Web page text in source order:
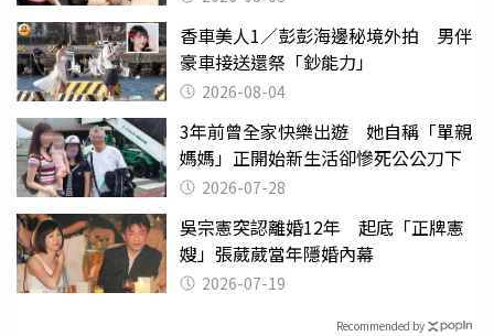
香車美人1／彭彭海邊秘境外拍 男伴
豪車接送還祭「鈔能力」
2026-08-04
3年前曾全家快樂出遊 她自稱「單親
媽媽」正開始新生活卻慘死公公刀下
2026-07-28
吳宗憲突認離婚12年 起底「正牌憲
嫂」張葳葳當年隱婚內幕
2026-07-19
Recommended by